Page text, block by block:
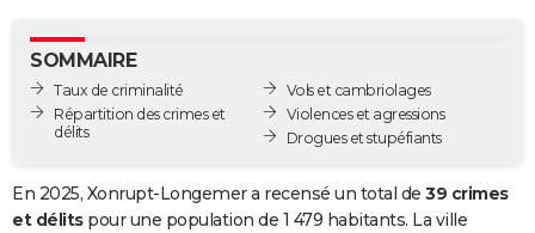
GUIDES D'ACHAT
BONS PLANS
Carte de Noël
Carte Bonne année
Carte Saint-Valentin
Carte Pâques
Carte d'anniversaire
DICTIONNAIRE
SOMMAIRE
Taux de criminalité
Répartition des crimes et
délits
Vols et cambriolages
Violences et agressions
Drogues et stupéfiants
En 2025, Xonrupt-Longemer a recensé un total de 39 crimes
et délitspour une population de 1 479 habitants. La ville